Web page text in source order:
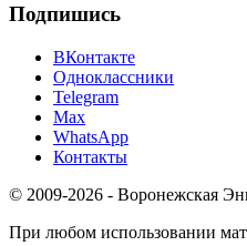
Подпишись
ВКонтакте
Одноклассники
Telegram
Max
WhatsApp
Контакты
© 2009-2026 - Воронежская
При любом использовании